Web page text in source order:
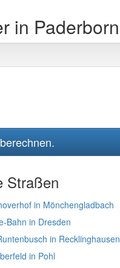
in Paderborn
Straßen
in Mönchengladbach
Bahn in Dresden
in Recklinghausen
in Pohl